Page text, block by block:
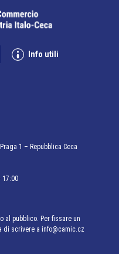
Info utili
1 – Repubblica Ceca
17:00
al pubblico. Per fissare un
di scrivere a info@camic.cz